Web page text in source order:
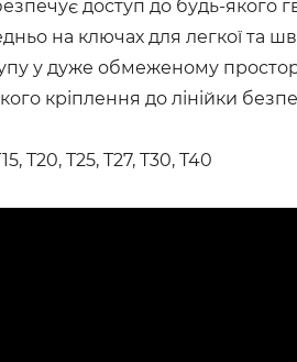
доступ до будь-якого
на ключах для легкої та
у дуже обмеженому
кріплення до лінійки
T20, T25, T27, T30, T40